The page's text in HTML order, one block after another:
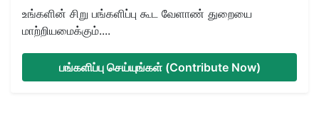
உங்களின் சிறு பங்களிப்பு கூட வேளாண் துறையை
மாற்றியமைக்கும்....
பங்களிப்பு செய்யுங்கள் (Contribute Now)